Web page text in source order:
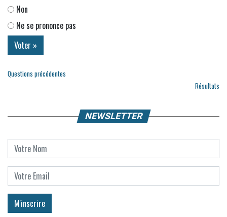
Non
Ne se prononce pas
Questions précédentes
Résultats
NEWSLETTER